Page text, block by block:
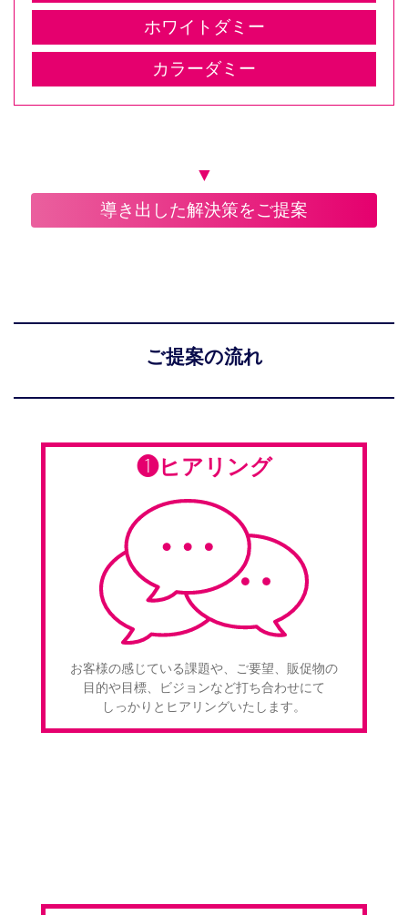
ホワイトダミー
カラーダミー
▼
導き出した解決策をご提案
ご提案の流れ
❶ヒアリング
お客様の感じている課題や、ご要望、販促物の
目的や目標、ビジョンなど打ち合わせにて
しっかりとヒアリングいたします。